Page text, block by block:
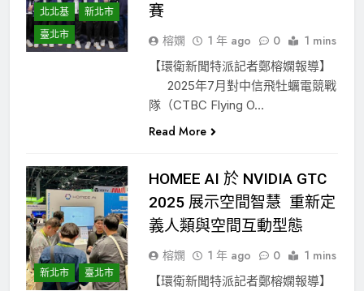
北北基
新北市
臺北市
賽
榕嫻 1 年 ago 0 1 mins
【環衛新聞特派記者鄭榕嫻報導】
2025年7月對中信飛牡蠣電競戰
隊（CTBC Flying O…
Read More
新北市 臺北市
HOMEE AI 於 NVIDIA GTC
2025 展示空間智慧 重新定
義人類與空間互動型態
榕嫻 1 年 ago 0 1 mins
【環衛新聞特派記者鄭榕嫻報導】